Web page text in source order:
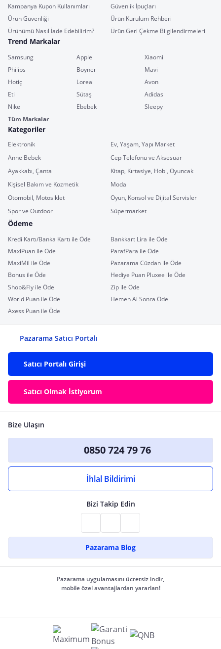
Kampanya Kupon Kullanımları
Güvenlik İpuçları
Ürün Güvenliği
Ürün Kurulum Rehberi
Ürünümü Nasıl İade Edebilirim?
Ürün Geri Çekme Bilgilendirmeleri
Trend Markalar
Samsung Apple
Xiaomi
Philips
Boyner
Mavi
Hotiç
Loreal
Avon
Eti
Sütaş
Adidas
Nike
Ebebek
Sleepy
Tüm Markalar
Kategoriler
Elektronik
Ev, Yaşam, Yapı Market
Anne Bebek
Cep Telefonu ve Aksesuar
Ayakkabı, Çanta
Kitap, Kırtasiye, Hobi, Oyuncak
Kişisel Bakım ve Kozmetik
Moda
Otomobil, Motosiklet
Oyun, Konsol ve Dijital Servisler
Spor ve Outdoor
Süpermarket
Ödeme
Kredi Kartı/Banka Kartı ile Öde
Bankkart Lira ile Öde
MaxiPuan ile Öde
ParafPara ile Öde
MaxiMil ile Öde
Pazarama Cüzdan ile Öde
Bonus ile Öde
Hediye Puan Pluxee ile Öde
Shop&Fly ile Öde
Zip ile Öde
World Puan ile Öde
Hemen Al Sonra Öde
Axess Puan ile Öde
Pazarama Satıcı Portalı
Satıcı Portalı Girişi
Satıcı Olmak İstiyorum
Bize Ulaşın
0850 724 79 76
İhlal Bildirimi
Bizi Takip Edin
Pazarama Blog
Pazarama uygulamasını ücretsiz indir,
mobile özel avantajlardan yararlan!